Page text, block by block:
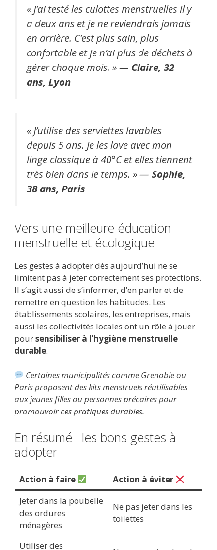
« J’ai testé les culottes menstruelles il y
a deux ans et je ne reviendrais jamais
en arrière. C’est plus sain, plus
confortable et je n’ai plus de déchets à
gérer chaque mois. » — Claire, 32
ans, Lyon
« J’utilise des serviettes lavables
depuis 5 ans. Je les lave avec mon
linge classique à 40°C et elles tiennent
très bien dans le temps. » — Sophie,
38 ans, Paris
Vers une meilleure éducation
menstruelle et écologique
Les gestes à adopter dès aujourd’hui ne se
limitent pas à jeter correctement ses protections.
Il s’agit aussi de s’informer, d’en parler et de
remettre en question les habitudes. Les
établissements scolaires, les entreprises, mais
aussi les collectivités locales ont un rôle à jouer
poursensibiliser à l’hygiène menstruelle
durable.
Certaines municipalités comme Grenoble ou
Paris proposent des kits menstruels réutilisables
aux jeunes filles ou personnes précaires pour
promouvoir ces pratiques durables.
En résumé : les bons gestes à
adopter
Action à faire
Action à éviter
Jeter dans la poubelle
des ordures
ménagères
Ne pas jeter dans les
toilettes
Utiliser des